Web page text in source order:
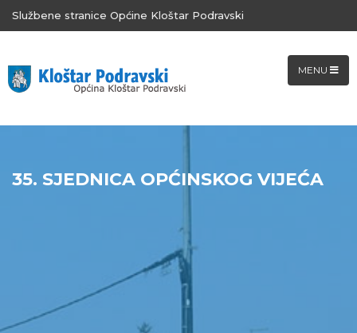
Službene stranice Općine Kloštar Podravski
MENU
35. SJEDNICA OPĆINSKOG VIJEĆA